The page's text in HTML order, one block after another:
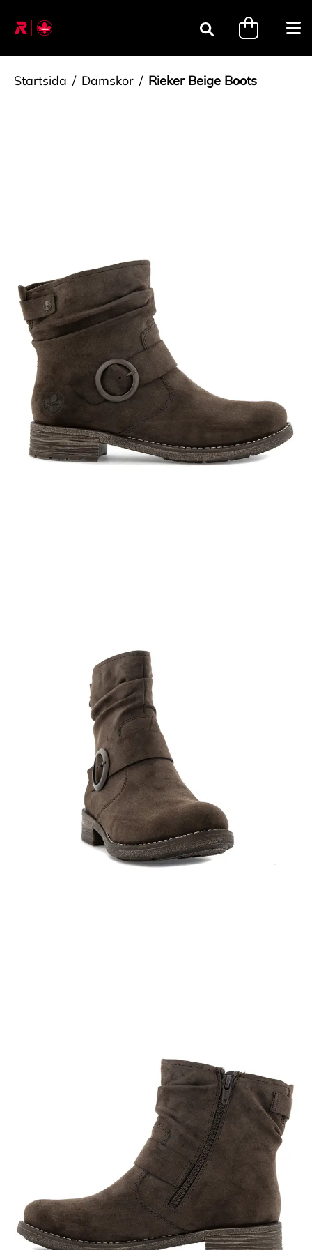
Sök
Startsida Damskor Rieker Beige Boots